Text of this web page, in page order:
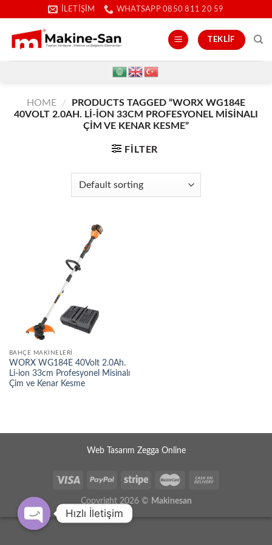
İLETIŞIM WHATSAPP 0850 811 20 59
TEKLIF
HOME /
PRODUCTS TAGGED “WORX WG184E
40VOLT 2.0AH. LI-ION 33CM PROFESYONEL MISINALI
ÇIM VE KENAR KESME”
FILTER
BAHÇE MAKINELERI
WORX WG184E 40Volt 2.0Ah.
Li-ion 33cm Profesyonel Misinalı
Çim ve Kenar Kesme
Web Tasarım Zegga Online
Copyright 2026 © Makinesan
Hızlı İletişim